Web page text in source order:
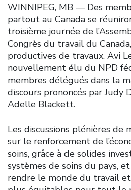
WINNIPEG, MB — Des
partout au Canada se
troisième journée de
Congrès du travail du
productives de travaux. Avi
nouvellement élu du NPD
membres délégués dans la
discours prononcés par Judy
Adelle Blackett.
Les discussions plénières
sur le renforcement de
soins, grâce à de solides
systèmes de soins du pays,
rendre le monde du travail